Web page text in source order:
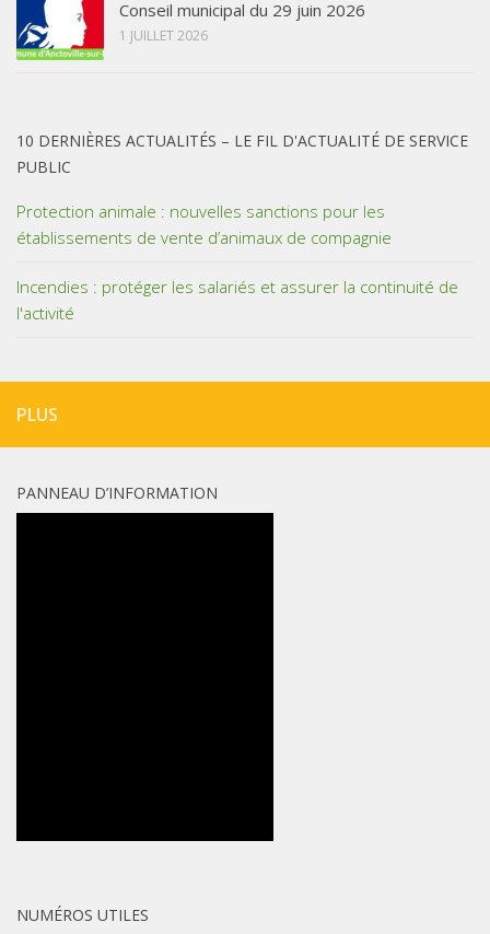
Conseil municipal du 29 juin 2026
1 JUILLET 2026
10 DERNIÈRES ACTUALITÉS – LE FIL D'ACTUALITÉ DE SERVICE
PUBLIC
Protection animale : nouvelles sanctions pour les
établissements de vente d’animaux de compagnie
Incendies : protéger les salariés et assurer la continuité de
l'activité
PLUS
PANNEAU D’INFORMATION
NUMÉROS UTILES